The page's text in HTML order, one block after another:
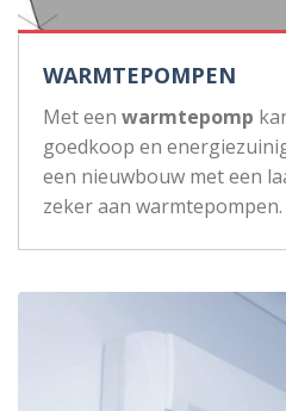
WARMTEPOMPEN
Met een warmtepomp
goedkoop en
een nieuwbouw met een
zeker aan warmtepompen.